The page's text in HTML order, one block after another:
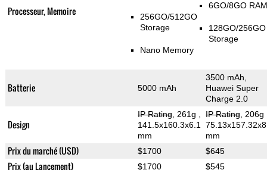
Processeur, Memoire
256GO/512GO
Storage
Nano Memory
6GO/8GO RAM
128GO/256GO
Storage
Batterie 5000 mAh
3500 mAh,
Huawei Super
Charge 2.0
Design
IP Rating, 261g
141.5x160.3x6.1
mm
IP Rating, 206g
mm
Prix du marché (USD) $1700 $645
Prix (au Lancement) $1700 $545